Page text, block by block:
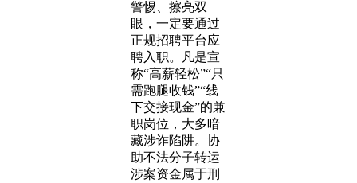
警惕、擦亮双
眼，一定要通过
正规招聘平台应
聘入职。凡是宣
称“高薪轻松”“只
需跑腿收钱”“线
下交接现金”的兼
职岗位，大多暗
藏涉诈陷阱。协
助不法分子转运
涉案资金属于刑